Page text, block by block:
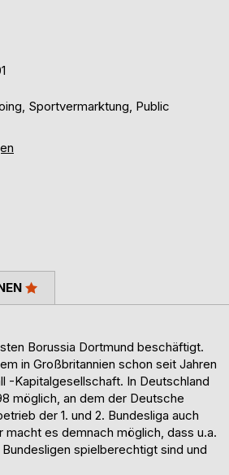
Sportvermarktung, Public
Borussia Dortmund beschäftigt.
in Großbritannien schon seit Jahren
-Kapitalgesellschaft. In Deutschland
möglich, an dem der Deutsche
der 1. und 2. Bundesliga auch
macht es demnach möglich, dass u.a.
spielberechtigt sind und